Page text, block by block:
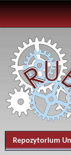
navigation
Repozytorium